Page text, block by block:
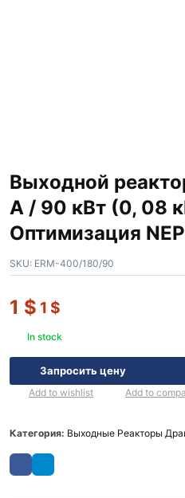
Выходной
А / 90 кВт (0, 08
Оптимизация NEP
SKU: ERM-400/180/90
1 $ 1 $
In stock
Запросить цену
Add to wishlist Add to
Категория: Выходные Реакторы